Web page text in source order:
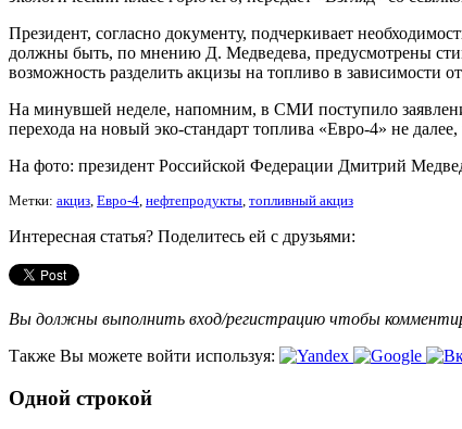
Президент, согласно документу, подчеркивает
должны быть, по мнению Д. Медведева, предусмотрены
возможность разделить акцизы на топливо в зависимости
На минувшей неделе, напомним, в СМИ поступило
перехода на новый эко-стандарт топлива «Евро-4» не
На фото: президент Российской Федерации Дмитрий
Метки: акциз, Евро-4, нефтепродукты, топливный акциз
Интересная статья? Поделитесь ей с друзьями:
Вы должны выполнить вход/регистрацию чтобы
Также Вы можете войти используя:
Одной строкой